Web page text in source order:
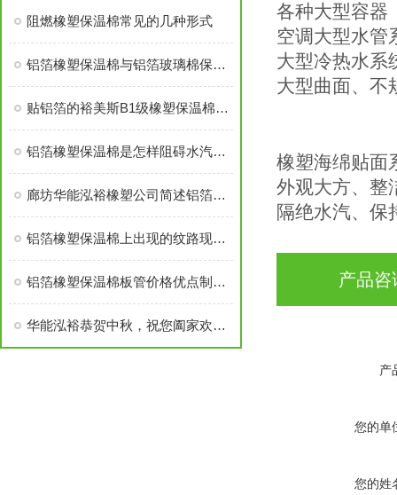
阻燃橡塑保温棉常见的几种形式
铝箔橡塑保温棉与铝箔玻璃棉保温棉哪个价格高
贴铝箔的裕美斯B1级橡塑保温棉优点技术指标
铝箔橡塑保温棉是怎样阻碍水汽渗入的？
廊坊华能泓裕橡塑公司简述铝箔橡塑保温棉主要分类及性能优点
铝箔橡塑保温棉上出现的纹路现象探讨
铝箔橡塑保温棉板管价格优点制作工艺
华能泓裕恭贺中秋，祝您阖家欢乐！
各种大型容器
空调大型水管
大型冷热水系
大型曲面、不
橡塑海绵贴面
外观大方、整
隔绝水汽、保
产品咨
产
您的单
您的姓